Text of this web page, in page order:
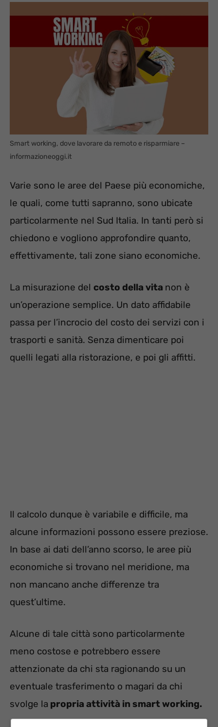
Smart working, dove lavorare da remoto e risparmiare –
informazioneoggi.it
Varie sono le aree del Paese più economiche,
le quali, come tutti sapranno, sono ubicate
particolarmente nel Sud Italia. In tanti però si
chiedono e vogliono approfondire quanto,
effettivamente, tali zone siano economiche.
La misurazione del costo della vita non è
un’operazione semplice. Un dato affidabile
passa per l’incrocio del costo dei servizi con i
trasporti e sanità. Senza dimenticare poi
quelli legati alla ristorazione, e poi gli affitti.
Il calcolo dunque è variabile e difficile, ma
alcune informazioni possono essere preziose.
In base ai dati dell’anno scorso, le aree più
economiche si trovano nel meridione, ma
non mancano anche differenze tra
quest’ultime.
Alcune di tale città sono particolarmente
meno costose e potrebbero essere
attenzionate da chi sta ragionando su un
eventuale trasferimento o magari da chi
svolge la propria attività in smart working.